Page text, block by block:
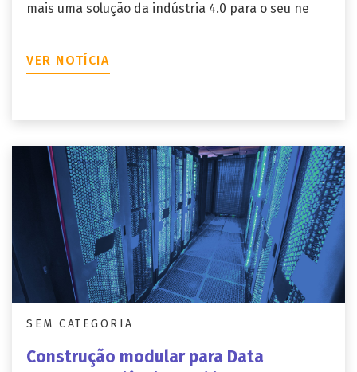
mais uma solução da indústria 4.0 para o seu ne
VER NOTÍCIA
SEM CATEGORIA
Construção modular para Data